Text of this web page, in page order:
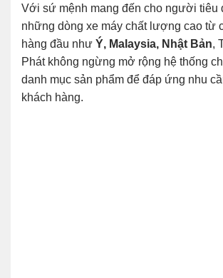
Với sứ mệnh mang đến cho người tiêu
những dòng xe máy chất lượng cao từ
hàng đầu như Ý, Malaysia, Nhật Bản,
Phát không ngừng mở rộng hệ thống
danh mục sản phẩm để đáp ứng nhu
khách hàng.